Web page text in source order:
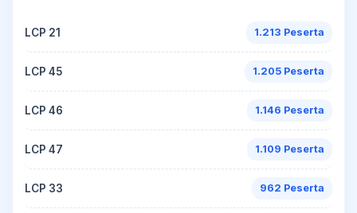
LCP 21 1.213 Peserta
LCP 45 1.205 Peserta
LCP 46 1.146 Peserta
LCP 47 1.109 Peserta
LCP 33 962 Peserta